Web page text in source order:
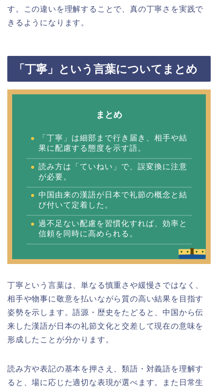
す。この違いを理解することで、真の丁寧さを実践で
きるようになります。
「丁寧」という言葉についてまとめ
まとめ
「丁寧」は細部まで行き届き、相手や結
果に配慮する態度を示す語。
読み方は「ていねい」で、誤変換に注意
が必要。
中国由来の漢語が日本で礼節の概念と結
び付いて定着した。
過不足ない配慮を習慣化すれば、効率と
信頼を同時に高められる。
丁寧という言葉は、単なる慎重さや緩慢さではなく、
相手や物事に敬意を払いながら質の高い結果を目指す
姿勢を示します。語源・歴史をたどると、中国から伝
来した漢語が日本の礼節文化と交差して現在の意味を
形成したことが分かります。
読み方や表記の基本を押さえ、類語・対義語を理解す
ると、場に応じた適切な表現が選べます。また日常生